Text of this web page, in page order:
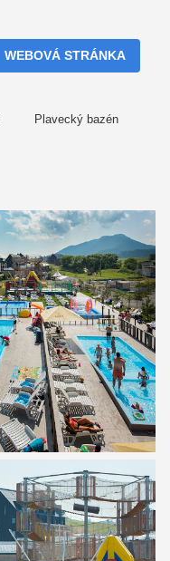
WEBOVÁ STRÁNKA
Plavecký bazén